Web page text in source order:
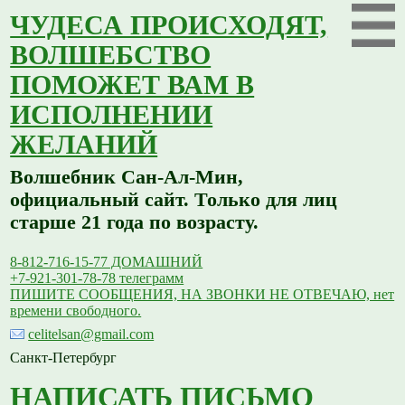
ЧУДЕСА ПРОИСХОДЯТ,
ВОЛШЕБСТВО
ПОМОЖЕТ ВАМ В
ИСПОЛНЕНИИ
ЖЕЛАНИЙ
Волшебник Сан-Ал-Мин,
официальный сайт. Только для лиц
старше 21 года по возрасту.
8-812-716-15-77 ДОМАШНИЙ
+7-921-301-78-78 телеграмм
ПИШИТЕ СООБЩЕНИЯ, НА ЗВОНКИ НЕ ОТВЕЧАЮ, нет
времени свободного.
celitelsan@gmail.com
Санкт-Петербург
НАПИСАТЬ ПИСЬМО